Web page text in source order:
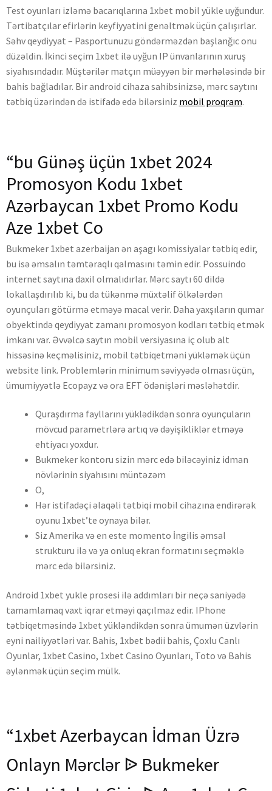
Test oyunları izləmə bacarıqlarına 1xbet mobil yükle uyğundur.
Tərtibatçılar efirlərin keyfiyyətini genəltmək üçün çalışırlar.
Səhv qeydiyyat – Pasportunuzu göndərməzdən başlanğıc onu
düzəldin. İkinci seçim 1xbet ilə uyğun IP ünvanlarının xuruş
siyahısındadır. Müştərilər matçın müəyyən bir mərhələsində bir
bahis bağladılar. Bir android cihaza sahibsinizsə, mərc saytını
tətbiq üzərindən də istifadə edə bilərsiniz mobil proqram.
“bu Günəş üçün 1xbet 2024
Promosyon Kodu 1xbet
Azərbaycan 1xbet Promo Kodu
Aze 1xbet Co
Bukmeker 1xbet azerbaijan ən aşagı komissiyalar tətbiq edir,
bu isə əmsalın təmtəraqlı qalmasını təmin edir. Possuindo
internet saytına daxil olmalıdırlar. Mərc saytı 60 dildə
lokallaşdırılıb ki, bu da tükənmə müxtəlif ölkələrdən
oyunçuları götürmə etməyə macal verir. Daha yaxşıların qumar
obyektində qeydiyyat zamanı promosyon kodları tətbiq etmək
imkanı var. Əvvəlcə saytın mobil versiyasına iç olub alt
hissəsinə keçməlisiniz, mobil tətbiqetməni yükləmək üçün
website link. Problemlərin minimum səviyyədə olması üçün,
ümumiyyətlə Ecopayz və ora EFT ödənişləri məsləhətdir.
Quraşdırma fayllarını yüklədikdən sonra oyunçuların
mövcud parametrlərə artıq və dəyişikliklər etməyə
ehtiyacı yoxdur.
Bukmeker kontoru sizin mərc edə biləcəyiniz idman
növlərinin siyahısını müntəzəm
O,
Hər istifadəçi əlaqəli tətbiqi mobil cihazına endirərək
oyunu 1xbet’te oynaya bilər.
Siz Amerika və en este momento İngilis əmsal
strukturu ilə və ya onluq ekran formatını seçməklə
mərc edə bilərsiniz.
Android 1xbet yukle prosesi ilə addımları bir neçə saniyədə
tamamlamaq vaxt iqrar etməyi qaçılmaz edir. IPhone
tətbiqetməsində 1xbet yükləndikdən sonra ümumən üzvlərin
eyni nailiyyətləri var. Bahis, 1xbet bədii bahis, Çoxlu Canlı
Oyunlar, 1xbet Casino, 1xbet Casino Oyunları, Toto və Bahis
əylənmək üçün seçim mülk.
“1xbet Azerbaycan İdman Üzrə
Onlayn Mərclər ᐉ Bukmeker